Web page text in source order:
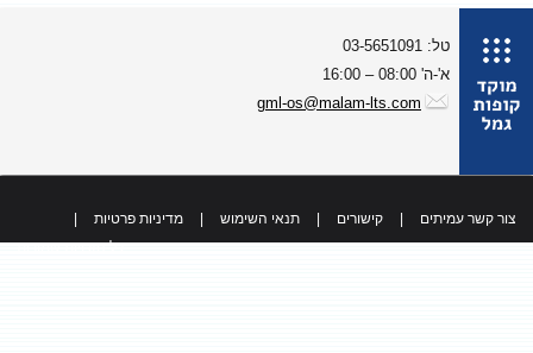
טל: 03-5651091
א'-ה' 08:00 – 16:00
gml-os@malam-lts.com
צור קשר עמיתים קישורים תנאי השימוש מדיניות פרטיות
כל הזכויות שמורות